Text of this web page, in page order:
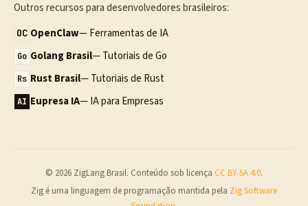
Outros recursos para desenvolvedores brasileiros:
OC OpenClaw— Ferramentas de IA
Go Golang Brasil— Tutoriais de Go
Rs Rust Brasil— Tutoriais de Rust
AI Eupresa IA— IA para Empresas
© 2026 ZigLang Brasil. Conteúdo sob licença CC BY-SA 4.0.
Zig é uma linguagem de programação mantida pela Zig Software